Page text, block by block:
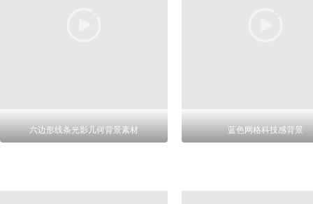
六边形线条光影几何背景素材 蓝色网格科技感背景